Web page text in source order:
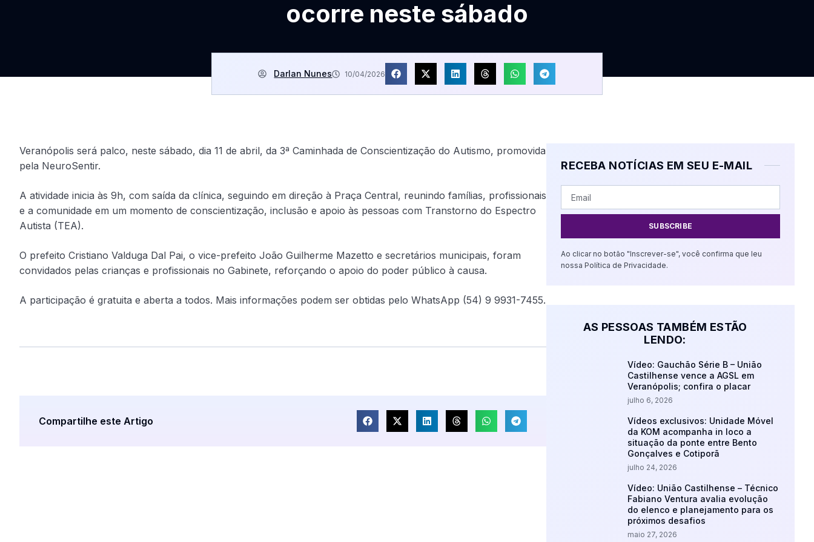
ocorre neste sábado
Darlan Nunes 10/04/2026
Veranópolis será palco, neste sábado, dia 11 de abril, da 3ª Caminhada de Conscientização do Autismo, promovida
pela NeuroSentir.
A atividade inicia às 9h, com saída da clínica, seguindo em direção à Praça Central, reunindo famílias, profissionais
e a comunidade em um momento de conscientização, inclusão e apoio às pessoas com Transtorno do Espectro
Autista (TEA).
O prefeito Cristiano Valduga Dal Pai, o vice-prefeito João Guilherme Mazetto e secretários municipais, foram
convidados pelas crianças e profissionais no Gabinete, reforçando o apoio do poder público à causa.
A participação é gratuita e aberta a todos. Mais informações podem ser obtidas pelo WhatsApp (54) 9 9931-7455.
Compartilhe este Artigo
RECEBA NOTÍCIAS EM SEU E-MAIL
SUBSCRIBE
Ao clicar no botão "Inscrever-se", você confirma que leu
nossa Política de Privacidade.
AS PESSOAS TAMBÉM ESTÃO
LENDO:
Vídeo: Gauchão Série B – União
Castilhense vence a AGSL em
Veranópolis; confira o placar
julho 6, 2026
Vídeos exclusivos: Unidade Móvel
da KOM acompanha in loco a
situação da ponte entre Bento
Gonçalves e Cotiporã
julho 24, 2026
Vídeo: União Castilhense – Técnico
Fabiano Ventura avalia evolução
do elenco e planejamento para os
próximos desafios
maio 27, 2026